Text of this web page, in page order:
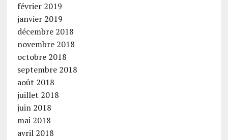
février 2019
janvier 2019
décembre 2018
novembre 2018
octobre 2018
septembre 2018
août 2018
juillet 2018
juin 2018
mai 2018
avril 2018